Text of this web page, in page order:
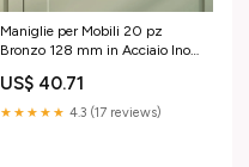
Maniglie per Mobili 20 pz
Bronzo 128 mm in Acciaio Inox
US$ 40.71
★★★★★ 4.3 (17 reviews)